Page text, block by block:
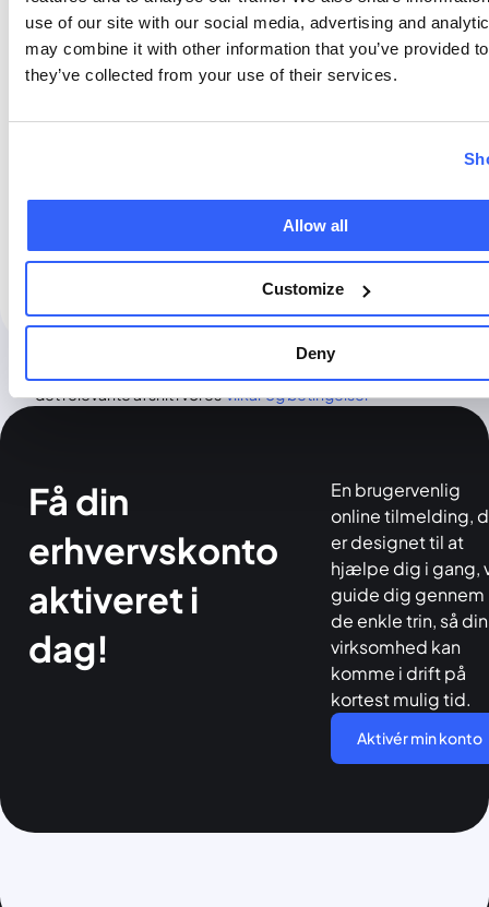
use of our site with our social media, advertising and
may combine it with other information that you’ve provided
they’ve collected from your use of their services.
Allow all
Customize
Deny
eksisterende
abonnement, hvis et
sådant findes, ophøre,
faktureringsdato vil
Én måneds nyt
inkluderet i
det relevante afsnit i voresvilkår og betingelser
Få din
erhvervskonto
aktiveret i
dag!
En brugervenlig
online tilmelding,
er designet til at
hjælpe dig i gang,
guide dig gennem
de enkle trin, så din
virksomhed kan
komme i drift på
kortest mulig tid.
Aktivér min konto